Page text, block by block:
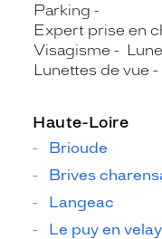
Parking
Expert prise en
Visagisme
Lunettes de vue
Haute-Loire
Brioude
Brives
Langeac
Le puy en velay